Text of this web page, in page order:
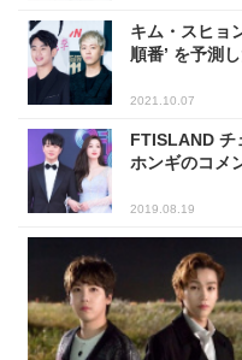
キム・スヒョ
順番’ を予測
2021.10.07
FTISLAND チ
ホンギのコメ
2019.08.19